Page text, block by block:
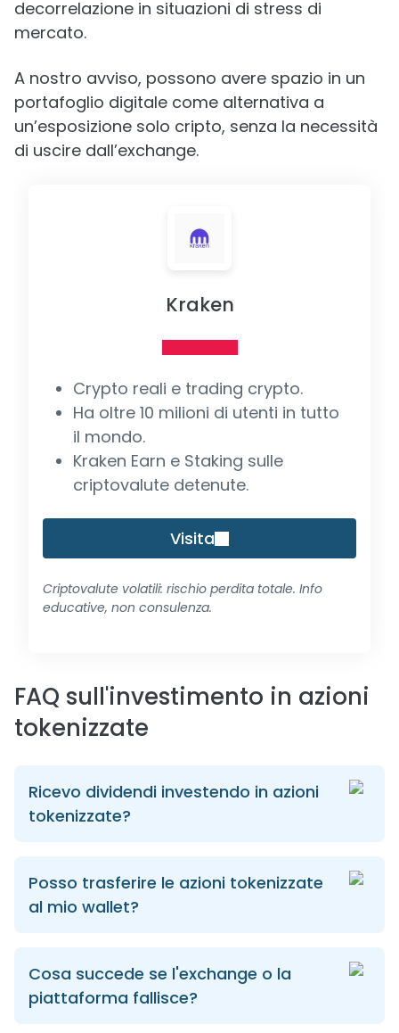
decorrelazione in situazioni di stress di
mercato.
A nostro avviso, possono avere spazio in un
portafoglio digitale come alternativa a
un’esposizione solo cripto, senza la necessità
di uscire dall’exchange.
Kraken
Crypto reali e trading crypto.
Ha oltre 10 milioni di utenti in tutto
il mondo.
Kraken Earn e Staking sulle
criptovalute detenute.
Visita
Criptovalute volatili: rischio perdita totale. Info
educative, non consulenza.
FAQ sull'investimento in azioni
tokenizzate
Ricevo dividendi investendo in azioni
tokenizzate?
Posso trasferire le azioni tokenizzate
al mio wallet?
Cosa succede se l'exchange o la
piattaforma fallisce?